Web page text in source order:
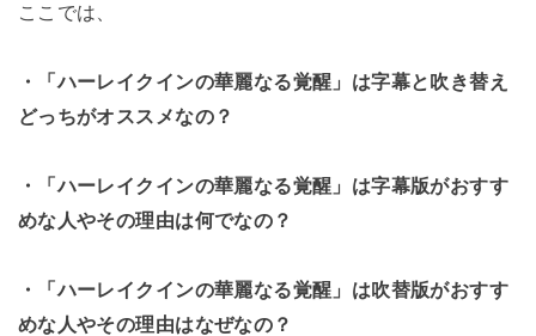
ここでは、
・「ハーレイクインの華麗なる覚醒」は字幕と吹き替え
どっちがオススメなの？
・「ハーレイクインの華麗なる覚醒」は字幕版がおすす
めな人やその理由は何でなの？
・「ハーレイクインの華麗なる覚醒」は吹替版がおすす
めな人やその理由はなぜなの？